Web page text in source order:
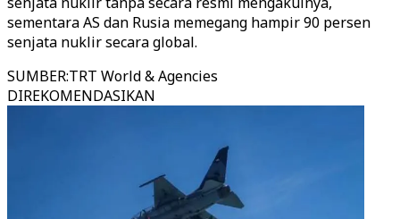
sementara AS dan Rusia memegang hampir 90 persen
senjata nuklir secara global.
SUMBER:TRT World & Agencies
DIREKOMENDASIKAN